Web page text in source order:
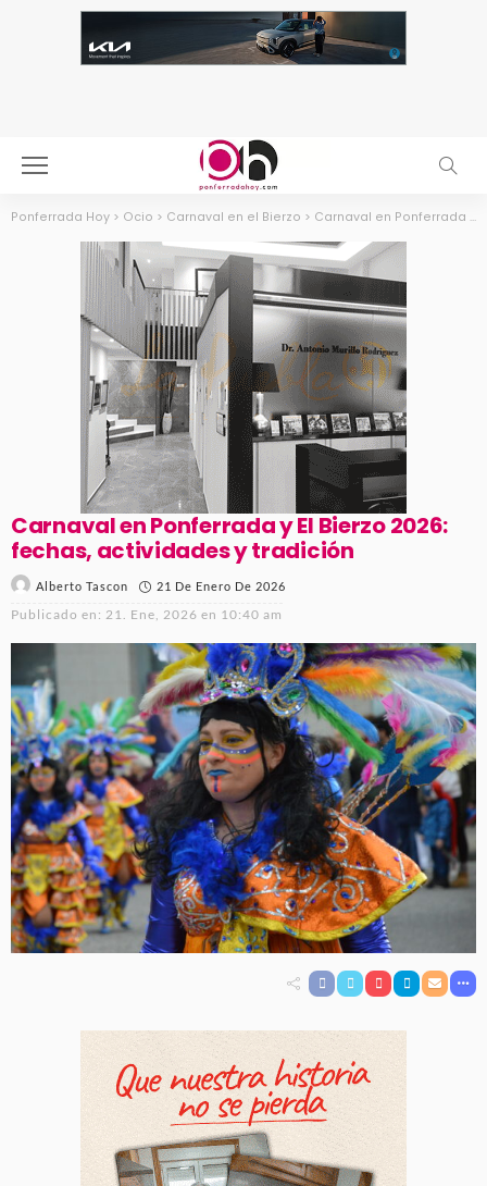
Ponferrada Hoy > Ocio > Carnaval en el Bierzo > Carnaval en Ponferrada y El Bierzo 2026: fechas, actividades y tradición
Carnaval en Ponferrada y El Bierzo 2026:
fechas, actividades y tradición
Alberto Tascon 21 De Enero De 2026
Publicado en: 21. Ene, 2026 en 10:40 am